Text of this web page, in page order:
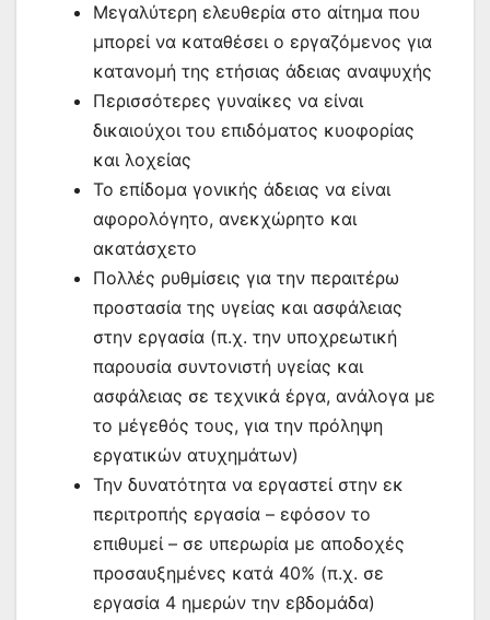
Μεγαλύτερη ελευθερία στο αίτημα που
μπορεί να καταθέσει ο εργαζόμενος για
κατανομή της ετήσιας άδειας αναψυχής
Περισσότερες γυναίκες να είναι
δικαιούχοι του επιδόματος κυοφορίας
και λοχείας
Το επίδομα γονικής άδειας να είναι
αφορολόγητο, ανεκχώρητο και
ακατάσχετο
Πολλές ρυθμίσεις για την περαιτέρω
προστασία της υγείας και ασφάλειας
στην εργασία (π.χ. την υποχρεωτική
παρουσία συντονιστή υγείας και
ασφάλειας σε τεχνικά έργα, ανάλογα με
το μέγεθός τους, για την πρόληψη
εργατικών ατυχημάτων)
Την δυνατότητα να εργαστεί στην εκ
περιτροπής εργασία – εφόσον το
επιθυμεί – σε υπερωρία με αποδοχές
προσαυξημένες κατά 40% (π.χ. σε
εργασία 4 ημερών την εβδομάδα)